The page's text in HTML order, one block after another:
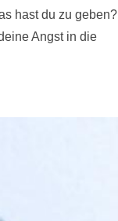
hast du zu geben?
Angst in die